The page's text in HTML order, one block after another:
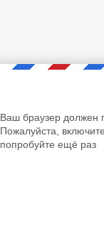
Ваш браузер должен
Пожалуйста,
попробуйте ещё раз